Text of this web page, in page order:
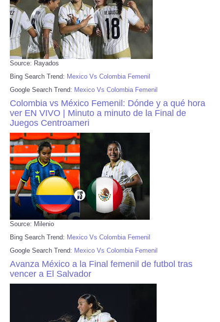
Source: Rayados
Bing Search Trend: Mexico Vs Colombia Femenil
Google Search Trend: Mexico Vs Colombia Femenil
Colombia vs México Femenil: Dónde y a qué hora
ver EN VIVO | Minuto a minuto de la Final de
Juegos Centroameri
Source: Milenio
Bing Search Trend: Mexico Vs Colombia Femenil
Google Search Trend: Mexico Vs Colombia Femenil
Avanza México a la Final femenil de futbol tras
vencer a El Salvador